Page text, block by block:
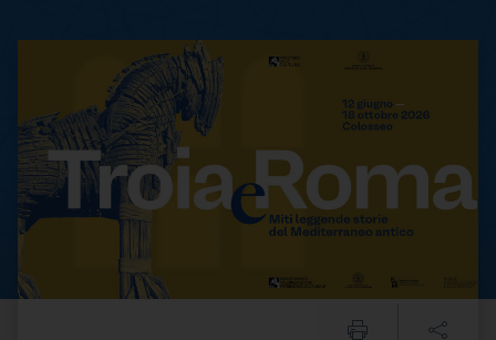
Troia e Roma. Miti,